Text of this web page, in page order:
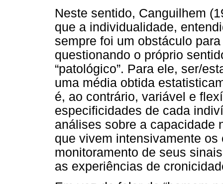
Neste sentido, Canguilhem
que a individualidade,
sempre foi um obstáculo
questionando o próprio
“patológico”. Para ele, ser/
uma média obtida
é, ao contrário, variável e
especificidades de cada
análises sobre a capacidade
que vivem intensivamente
monitoramento de seus
as experiências de